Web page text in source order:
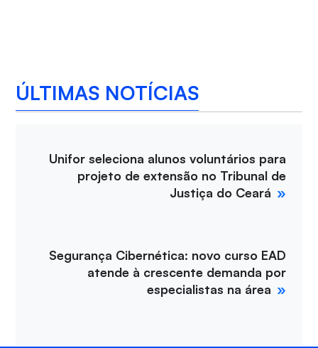
ÚLTIMAS NOTÍCIAS
Unifor seleciona alunos voluntários para
projeto de extensão no Tribunal de
Justiça do Ceará
Segurança Cibernética: novo curso EAD
atende à crescente demanda por
especialistas na área